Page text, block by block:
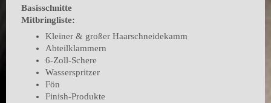
Basisschnitte
Mitbringliste:
Kleiner & großer Haarschneidekamm
Abteilklammern
6-Zoll-Schere
Wasserspritzer
Fön
Finish-Produkte